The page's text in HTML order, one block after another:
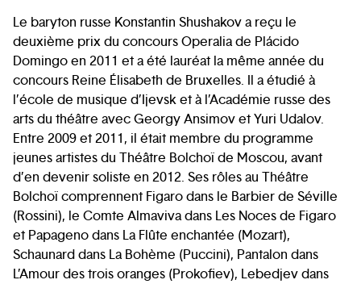
Le baryton russe Konstantin Shushakov a reçu le
deuxième prix du concours Operalia de Plácido
Domingo en 2011 et a été lauréat la même année du
concours Reine Élisabeth de Bruxelles. Il a étudié à
l’école de musique d’Ijevsk et à l’Académie russe des
arts du théâtre avec Georgy Ansimov et Yuri Udalov.
Entre 2009 et 2011, il était membre du programme
jeunes artistes du Théâtre Bolchoï de Moscou, avant
d’en devenir soliste en 2012. Ses rôles au Théâtre
Bolchoï comprennent Figaro dans le Barbier de Séville
(Rossini), le Comte Almaviva dans Les Noces de Figaro
et Papageno dans La Flûte enchantée (Mozart),
Schaunard dans La Bohème (Puccini), Pantalon dans
L’Amour des trois oranges (Prokofiev), Lebedjev dans